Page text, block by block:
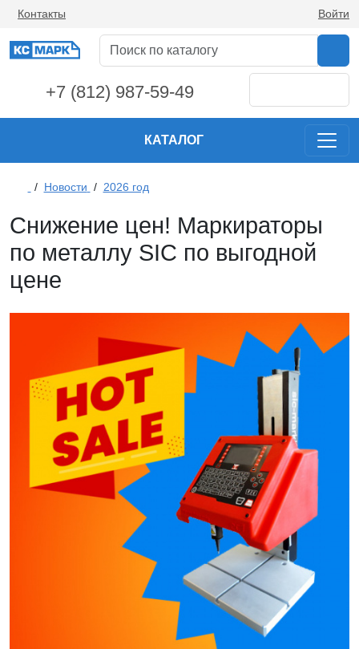
Контакты Войти
+7 (812) 987-59-49
КАТАЛОГ
/ Новости / 2026 год
Снижение цен! Маркираторы
по металлу SIC по выгодной
цене